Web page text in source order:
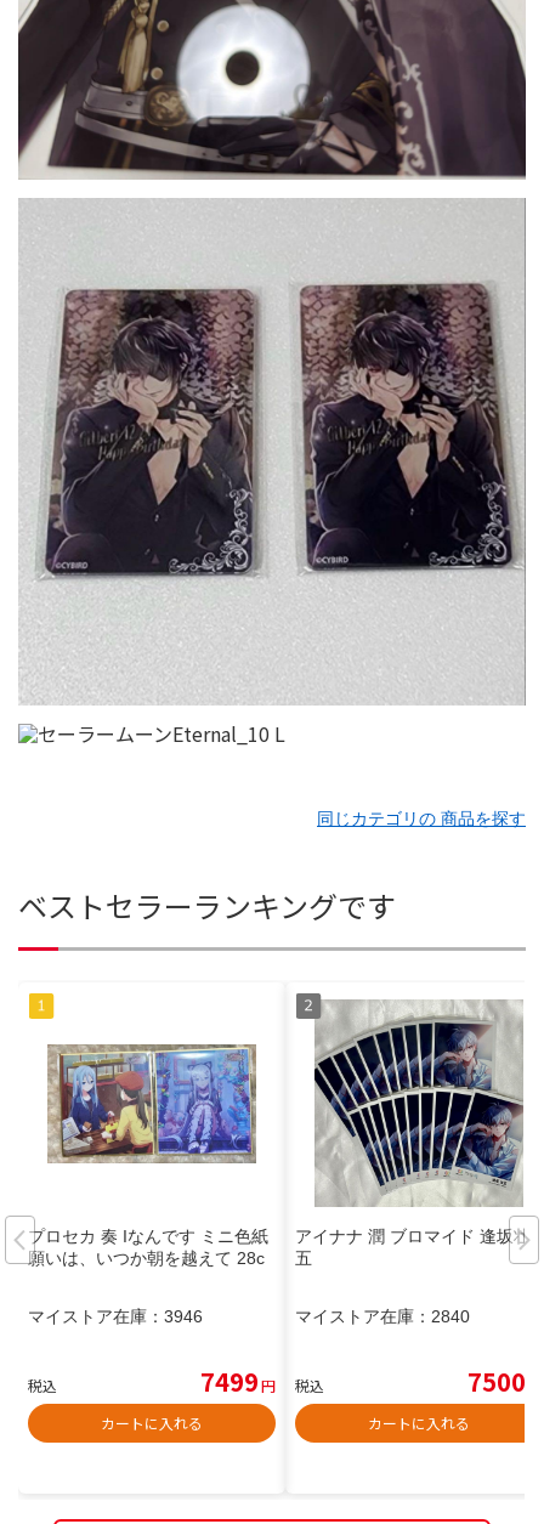
同じカテゴリの 商品を探す
ベストセラーランキングです
プロセカ 奏 Iなんです ミニ色紙
願いは、いつか朝を越えて 28c
マイストア在庫： 3946
税込 7499円
カートに入れる
アイナナ 潤 ブロマイド 逢坂壮
五
マイストア在庫： 2840
税込 7500
カートに入れる